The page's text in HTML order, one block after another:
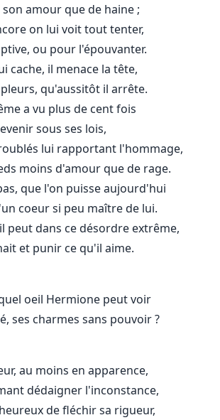
amour que de haine ;
on lui voit tout tenter,
ou pour l'épouvanter.
cache, il menace la tête,
qu'aussitôt il arrête.
a vu plus de cent fois
sous ses lois,
lui rapportant l'hommage,
moins d'amour que de rage.
que l'on puisse aujourd'hui
coeur si peu maître de lui.
peut dans ce désordre extrême,
et punir ce qu'il aime.
oeil Hermione peut voir
ses charmes sans pouvoir ?
au moins en apparence,
dédaigner l'inconstance,
de fléchir sa rigueur,